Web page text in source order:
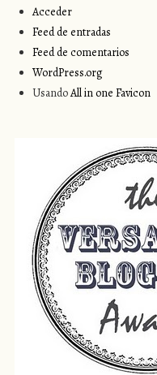
Acceder
Feed de entradas
Feed de comentarios
WordPress.org
UsandoAll in one Favicon